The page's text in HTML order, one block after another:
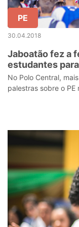
PE
30.04.2018
Jaboatão fez a
estudantes
No Polo Central,
palestras sobre o PE